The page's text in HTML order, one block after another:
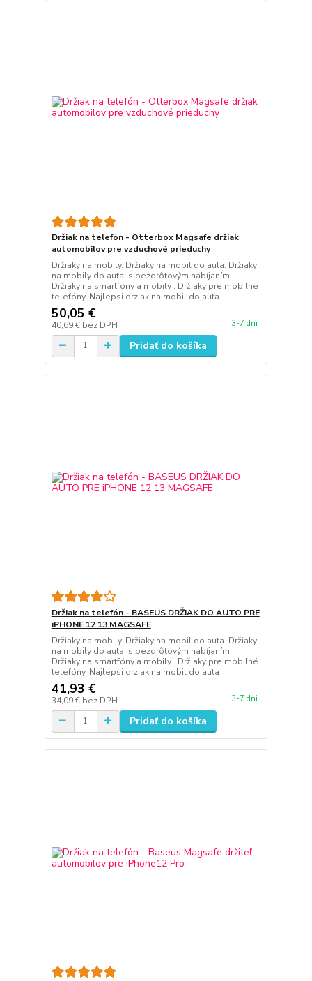
Držiak na telefón - Otterbox Magsafe držiak
automobilov pre vzduchové prieduchy
Držiaky na mobily. Držiaky na mobil do auta. Držiaky
na mobily do auta, s bezdrôtovým nabíjaním.
Držiaky na smartfóny a mobily . Držiaky pre mobilné
telefóny. Najlepsi drziak na mobil do auta
50,05 €
40,69 € bez DPH 3-7 dni
Pridať do košíka
Držiak na telefón - BASEUS DRŽIAK DO AUTO PRE
iPHONE 12 13 MAGSAFE
Držiaky na mobily. Držiaky na mobil do auta. Držiaky
na mobily do auta, s bezdrôtovým nabíjaním.
Držiaky na smartfóny a mobily . Držiaky pre mobilné
telefóny. Najlepsi drziak na mobil do auta
41,93 €
34,09 € bez DPH 3-7 dni
Pridať do košíka